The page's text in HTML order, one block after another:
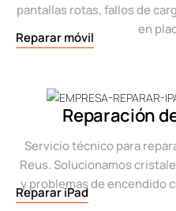
pantallas rotas, fallos de
en
Reparar móvil
Reparación
Servicio técnico para
Reus. Solucionamos
y problemas de encendido
Reparar iPad